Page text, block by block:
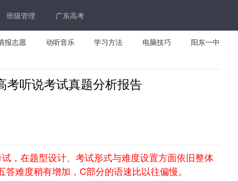
班级管理 广东高考
报志愿 动听音乐 学习方法 电脑技巧 阳东一中
考听说考试真题分析报告
，在题型设计、考试形式与难度设置方面依旧整体
难度稍有增加，C部分的语速比以往偏慢。